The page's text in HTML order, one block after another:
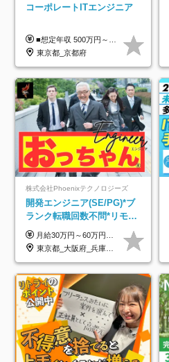
コーポレートITエンジニア
■想定年収 500万円～900万円 月給制 月給278,000円～ ※残業が発生した場合、残業代を別途全額支給します ※試用期間2ヶ月あり(待遇や給与に差異はありません)
東京都_京都府
株式会社Phoenixテクノロジーズ
開発エンジニア(SE/PG)*ブ
ランク転職回数不問*リモー
ト案件多数*残業ほぼ0*通院
のための半休制度あり
月給30万円～60万円+住宅手当+職能手当+役職手当+決算賞与+報奨金 ※経験・能力を考慮し、優遇します ※給与には20時間分のみなし時間外手当(3万7000円以上)を含みます(超過時間分は別途追加支給) ※試用期間3～6ヵ月あり(その間の給与、待遇に差異なし) ※場合によって契約社員での採用の可能性あり(面接時に応相談)
東京都_大阪府_兵庫県_京都府_福岡県